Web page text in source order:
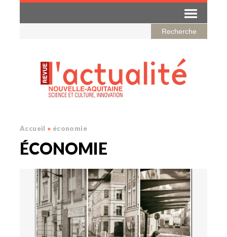
Accueil » économie
ÉCONOMIE